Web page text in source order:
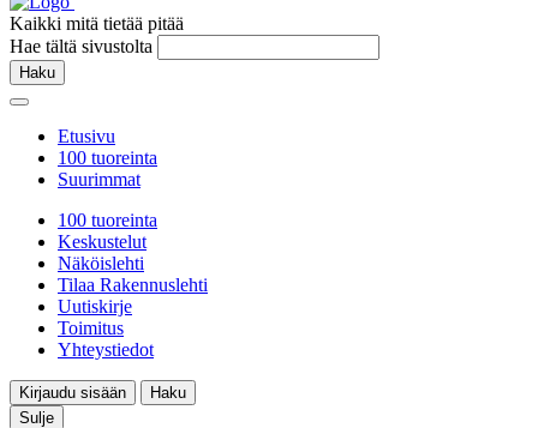
Kaikki mitä tietää pitää
Hae tältä sivustolta
Haku
Etusivu
100 tuoreinta
Suurimmat
100 tuoreinta
Keskustelut
Näköislehti
Tilaa Rakennuslehti
Uutiskirje
Toimitus
Yhteystiedot
Kirjaudu sisään
Haku
Sulje